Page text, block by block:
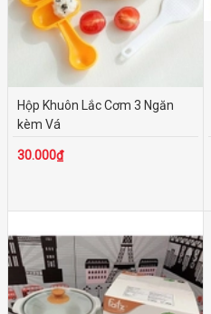
Hộp Khuôn Lắc Cơm 3 Ngăn
kèm Vá
30.000₫